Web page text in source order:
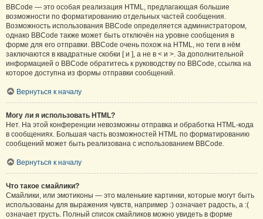
BBCode — это особая реализация HTML, предлагающая большие
возможности по форматированию отдельных частей сообщения.
Возможность использования BBCode определяется администратором,
однако BBCode также может быть отключён на уровне сообщения в
форме для его отправки. BBCode очень похож на HTML, но теги в нём
заключаются в квадратные скобки [ и ], а не в < и >. За дополнительной
информацией о BBCode обратитесь к руководству по BBCode, ссылка на
которое доступна из формы отправки сообщений.
Вернуться к началу
Могу ли я использовать HTML?
Нет. На этой конференции невозможны отправка и обработка HTML-кода
в сообщениях. Большая часть возможностей HTML по форматированию
сообщений может быть реализована с использованием BBCode.
Вернуться к началу
Что такое смайлики?
Смайлики, или эмотиконы — это маленькие картинки, которые могут быть
использованы для выражения чувств, например :) означает радость, а :(
означает грусть. Полный список смайликов можно увидеть в форме